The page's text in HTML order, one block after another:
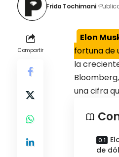
Frida Tochimani
Compartir
Elon
fortuna de
la
Bloomberg
una cifra
de